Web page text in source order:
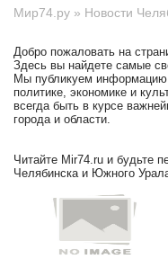
Мир74.ру » Новости
Добро пожаловать на
Здесь вы найдете самые
Мы публикуем
политике, экономике и
всегда быть в курсе
города и области.
Читайте Mir74.ru и будьте
Челябинска и Южного